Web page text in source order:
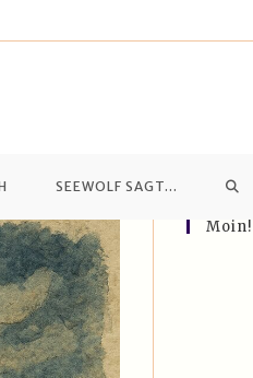
SEEWOLF SAGT…
Moin!